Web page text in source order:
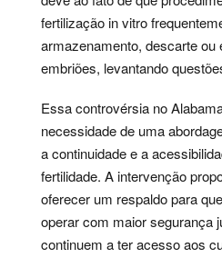
fertilização in vitro
armazenamento, descarte ou
embriões, levantando
Essa controvérsia no
necessidade de uma
a continuidade e a
fertilidade. A intervenção
oferecer um respaldo para
operar com maior segurança
continuem a ter acesso aos